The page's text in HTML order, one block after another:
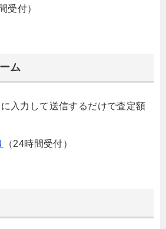
受付）
ム
入力して送信するだけで査定額
（24時間受付）